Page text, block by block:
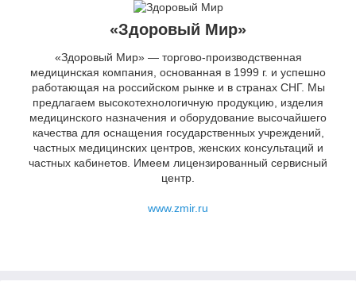
«Здоровый Мир»
«Здоровый Мир» — торгово-производственная
медицинская компания, основанная в 1999 г. и успешно
работающая на российском рынке и в странах СНГ. Мы
предлагаем высокотехнологичную продукцию, изделия
медицинского назначения и оборудование высочайшего
качества для оснащения государственных учреждений,
частных медицинских центров, женских консультаций и
частных кабинетов. Имеем лицензированный сервисный
центр.
www.zmir.ru